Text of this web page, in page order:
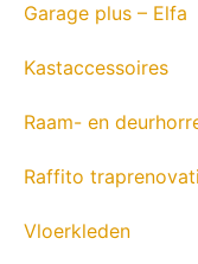
Garage plus – Elfa
Kastaccessoires
Raam- en
Raffito
Vloerkleden